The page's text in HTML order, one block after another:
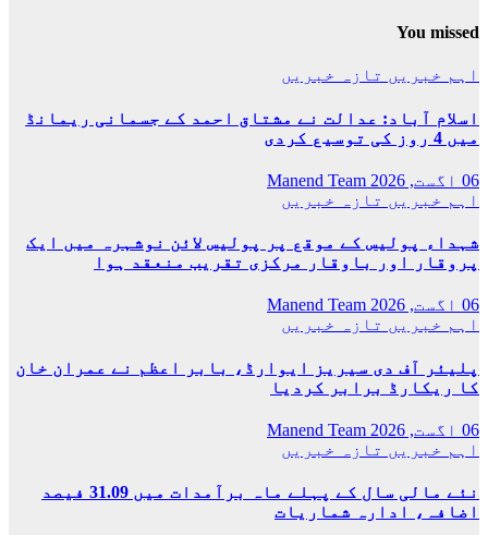
You missed
اہم خبریں تازہ خبریں
اسلام آباد: عدالت نے مشتاق احمد کے جسمانی ریمانڈ
میں 4 روز کی توسیع کردی
06 اگست, 2026
Manend Team
اہم خبریں تازہ خبریں
شہداء پولیس کے موقع پر پولیس لائن نوشہرہ میں ایک
پروقار اور باوقار مرکزی تقریب منعقد ہوا
06 اگست, 2026
Manend Team
اہم خبریں تازہ خبریں
پلیئر آف دی سیریز ایوارڈ، بابر اعظم نے عمران خان
کا ریکارڈ برابر کردیا
06 اگست, 2026
Manend Team
اہم خبریں تازہ خبریں
نئے مالی سال کے پہلے ماہ برآمدات میں 31.09 فیصد
اضافہ، ادارہ شماریات